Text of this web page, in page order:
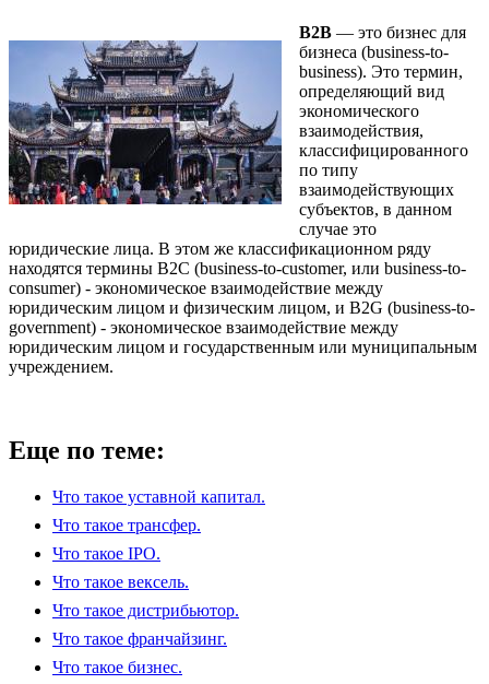
B2B — это бизнес для
бизнеса (business-to-
business). Это термин,
определяющий вид
экономического
взаимодействия,
классифицированного
по типу
взаимодействующих
субъектов, в данном
случае это
юридические лица. В этом же классификационном ряду
находятся термины В2С (business-to-customer, или business-to-
consumer) - экономическое взаимодействие между
юридическим лицом и физическим лицом, и В2G (business-to-
government) - экономическое взаимодействие между
юридическим лицом и государственным или муниципальным
учреждением.
Еще по теме:
Что такое уставной капитал.
Что такое трансфер.
Что такое IPO.
Что такое вексель.
Что такое дистрибьютор.
Что такое франчайзинг.
Что такое бизнес.